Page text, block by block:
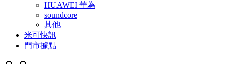
HUAWEI 華為
soundcore
其他
米可快訊
門市據點